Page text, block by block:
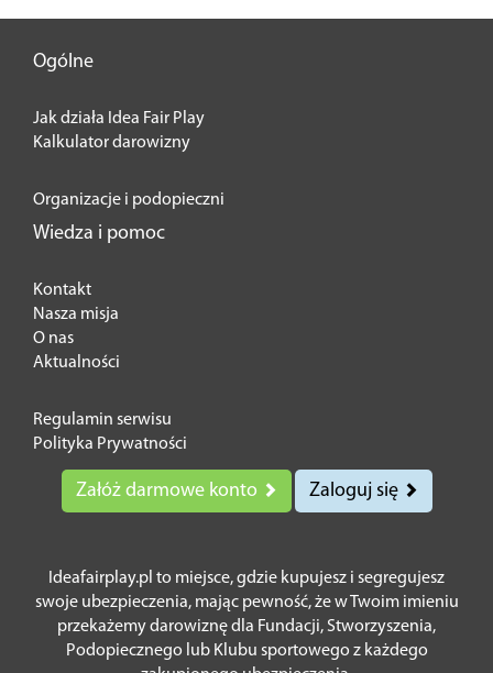
Ogólne
Jak działa Idea Fair Play
Kalkulator darowizny
Organizacje i podopieczni
Wiedza i pomoc
Kontakt
Nasza misja
O nas
Aktualności
Regulamin serwisu
Polityka Prywatności
Załóż darmowe konto Zaloguj się
Ideafairplay.pl to miejsce, gdzie kupujesz i segregujesz
swoje ubezpieczenia, mając pewność, że w Twoim imieniu
przekażemy darowiznę dla Fundacji, Stworzyszenia,
Podopiecznego lub Klubu sportowego z każdego